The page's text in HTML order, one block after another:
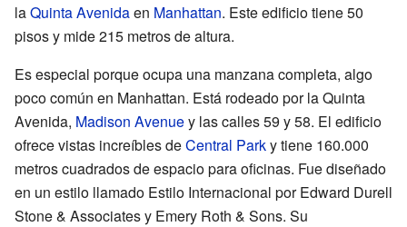
laQuinta Avenidaen Manhattan. Este edificio tiene 50
pisos y mide 215 metros de altura.
Es especial porque ocupa una manzana completa, algo
poco común en Manhattan. Está rodeado por la Quinta
Avenida, Madison Avenuey las calles 59 y 58. El edificio
ofrece vistas increíbles deCentral Parky tiene 160.000
metros cuadrados de espacio para oficinas. Fue diseñado
en un estilo llamado Estilo Internacional por Edward Durell
Stone & Associates y Emery Roth & Sons. Su